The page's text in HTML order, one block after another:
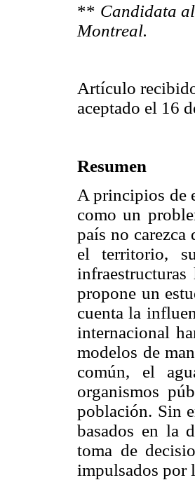
** Candidata
Montreal.
Artículo
aceptado el 16
Resumen
A principios de
como un
país no carezca
el territorio,
propone un
cuenta la
internacional
modelos de
común, el
organismos
población. Sin
basados en la
toma de
impulsados por